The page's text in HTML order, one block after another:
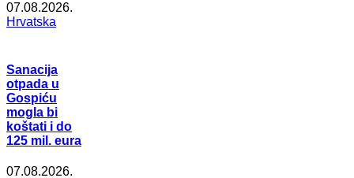
07.08.2026.
Hrvatska
Sanacija
otpada u
Gospiću
mogla bi
koštati i do
125 mil. eura
07.08.2026.